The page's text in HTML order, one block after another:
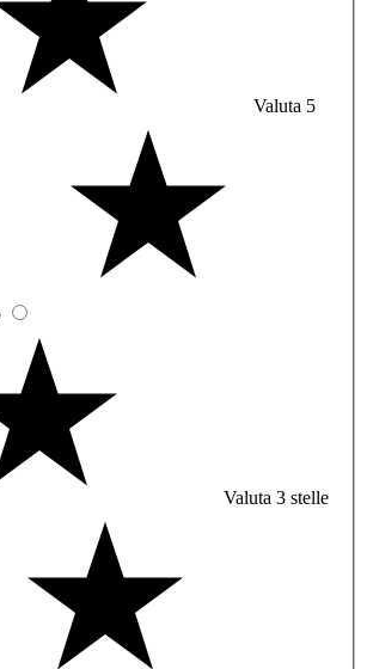
Valuta 5
Valuta 3 stelle